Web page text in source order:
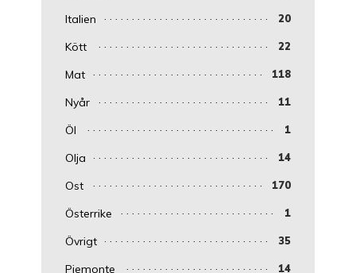
Italien 20
Kött 22
Mat 118
Nyår 11
Öl 1
Olja 14
Ost 170
Österrike 1
Övrigt 35
Piemonte 14